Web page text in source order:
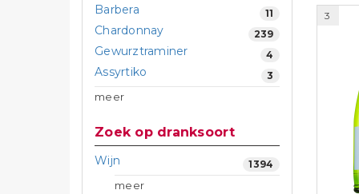
Barbera 11
Chardonnay 239
Gewurztraminer 4
Assyrtiko 3
meer
Zoek op dranksoort
Wijn 1394
meer
3